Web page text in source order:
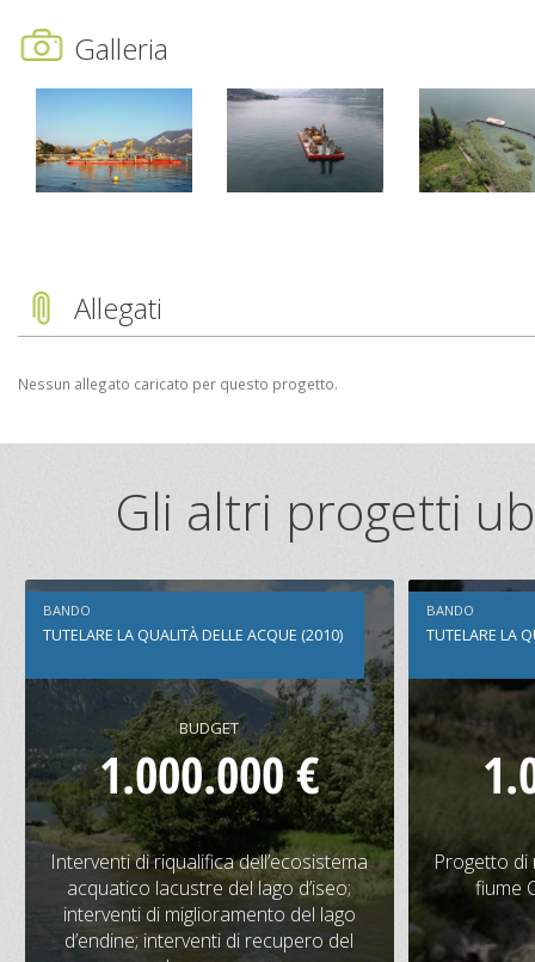
Galleria
Allegati
Nessun allegato caricato per questo progetto.
Gli altri progetti
BANDO
TUTELARE LA QUALITÀ DELLE ACQUE (2010)
BUDGET
1.000.000 €
Interventi di riqualifica dell’ecosistema
acquatico lacustre del lago d’iseo;
interventi di miglioramento del lago
d’endine; interventi di recupero del
Interventi di riqualifica
dell’ecosistema acquatico lacustre del
lago d’iseo; interventi di
miglioramento del lago d’endine;
interventi di recupero del lago moro
BANDO
TUTELARE LA
Progetto di
fiume
del